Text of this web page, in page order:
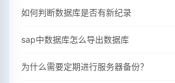
如何判断数据库是否有新纪录
sap中数据库怎么导出数据库
为什么需要定期进行服务器备份？